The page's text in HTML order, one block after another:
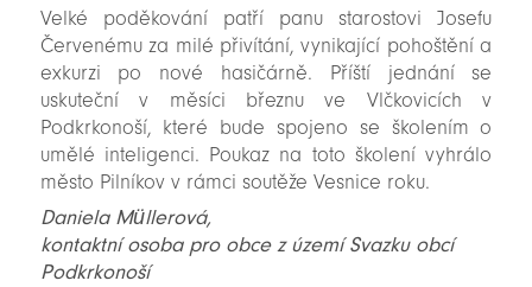
Velké poděkování patří panu starostovi Josefu
Červenému za milé přivítání, vynikající pohoštění a
exkurzi po nové hasičárně. Příští jednání se
uskuteční v měsíci březnu ve Vlčkovicích v
Podkrkonoší, které bude spojeno se školením o
umělé inteligenci. Poukaz na toto školení vyhrálo
město Pilníkov v rámci soutěže Vesnice roku.
Daniela Müllerová,
kontaktní osoba pro obce z území Svazku obcí
Podkrkonoší